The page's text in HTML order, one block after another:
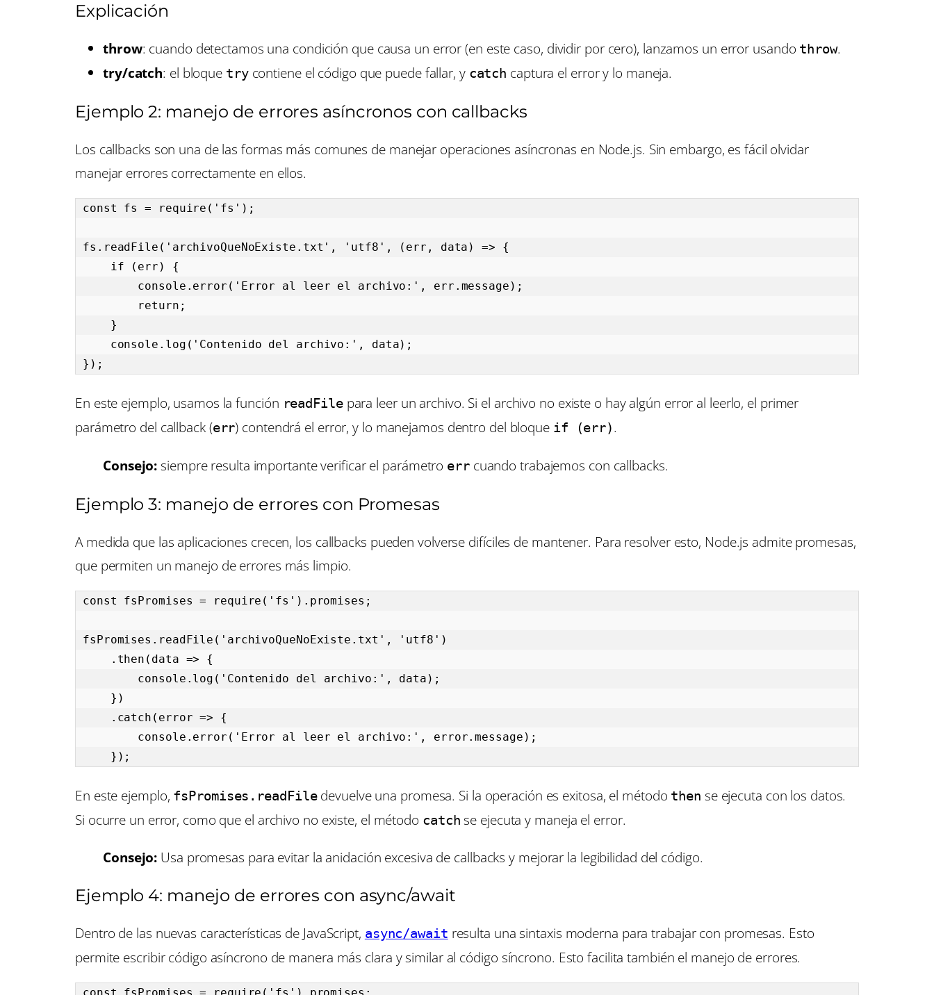
Explicación
throw: cuando detectamos una condición que causa un error (en este caso, dividir por cero), lanzamos un error usando throw.
try/catch: el bloque trycontiene el código que puede fallar, y catch captura el error y lo maneja.
Ejemplo 2: manejo de errores asíncronos con callbacks
Los callbacks son una de las formas más comunes de manejar operaciones asíncronas en Node.js. Sin embargo, es fácil olvidar
manejar errores correctamente en ellos.
const fs = require('fs');
fs.readFile('archivoQueNoExiste.txt', 'utf8', (err, data) => {
});
En este ejemplo, usamos la función readFilepara leer un archivo. Si el archivo no existe o hay algún error al leerlo, el primer
parámetro del callback (err) contendrá el error, y lo manejamos dentro del bloque if (err).
Consejo: siempre resulta importante verificar el parámetro errcuando trabajemos con callbacks.
Ejemplo 3: manejo de errores con Promesas
A medida que las aplicaciones crecen, los callbacks pueden volverse difíciles de mantener. Para resolver esto, Node.js admite promesas,
que permiten un manejo de errores más limpio.
const fsPromises = require('fs').promises;
fsPromises.readFile('archivoQueNoExiste.txt', 'utf8')
    });
En este ejemplo, fsPromises.readFiledevuelve una promesa. Si la operación es exitosa, el método then se ejecuta con los datos.
Si ocurre un error, como que el archivo no existe, el método catch se ejecuta y maneja el error.
Consejo: Usa promesas para evitar la anidación excesiva de callbacks y mejorar la legibilidad del código.
Ejemplo 4: manejo de errores con async/await
Dentro de las nuevas características de JavaScript, async/await resulta una sintaxis moderna para trabajar con promesas. Esto
permite escribir código asíncrono de manera más clara y similar al código síncrono. Esto facilita también el manejo de errores.